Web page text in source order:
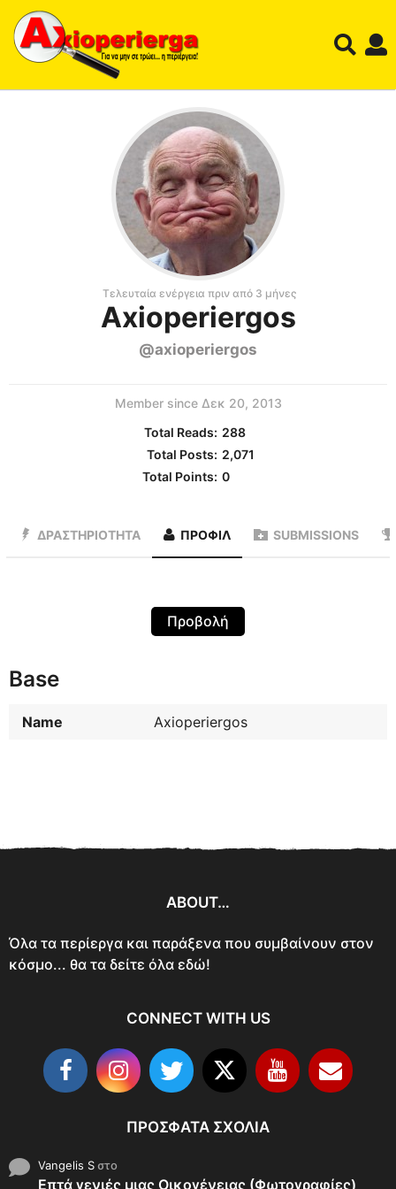
Τελευταία ενέργεια πριν από 3 μήνες
Axioperiergos
@axioperiergos
Member since Δεκ 20, 2013
Total Reads: 288
Total Posts: 2,071
Total Points: 0
ΔΡΑΣΤΗΡΙΌΤΗΤΑ ΠΡΟΦΊΛ SUBMISSIONS
Προβολή
Base
Name Axioperiergos
ABOUT…
Όλα τα περίεργα και παράξενα που συμβαίνουν στον
κόσμο... θα τα δείτε όλα εδώ!
CONNECT WITH US
ΠΡΌΣΦΑΤΑ ΣΧΌΛΙΑ
Vangelis Sστο
Επτά γενιές μιας Οικογένειας (Φωτογραφίες)